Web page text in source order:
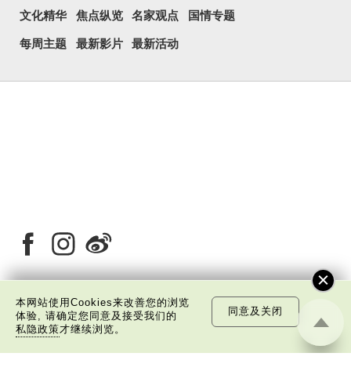
文化精华 焦点纵览 名家观点 国情专题
每周主题 最新影片 最新活动
关于我们 版权告示 私隐政策声明 免责声明
本网站使用Cookies来改善您的浏览
体验, 请确定您同意及接受我们的
私隐政策才继续浏览。
同意及关闭